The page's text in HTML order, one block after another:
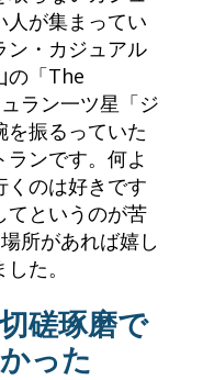
人が集まってい
ン・カジュアル
の「The
ラン一ツ星「ジ
を振るっていた
ンです。何よ
くのは好きです
てというのが苦
所があれば嬉し
た。
磋琢磨で
った